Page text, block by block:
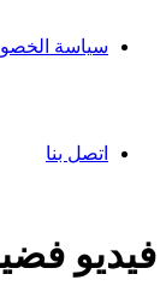
سياسة
اتصل بنا
فيديو